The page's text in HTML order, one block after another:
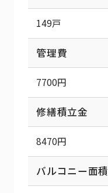
149戸
管理費
7700円
修繕積立金
8470円
バルコニー面積